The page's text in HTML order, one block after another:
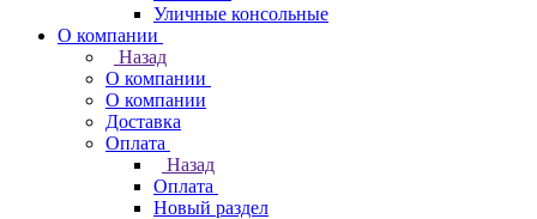
Уличные консольные
О компании
Назад
О компании
О компании
Доставка
Оплата
Назад
Оплата
Новый раздел